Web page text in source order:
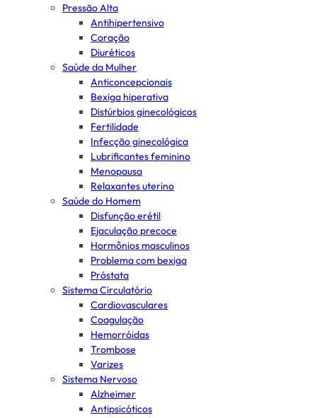
Pressão Alta
Antihipertensivo
Coração
Diuréticos
Saúde da Mulher
Anticoncepcionais
Bexiga hiperativa
Distúrbios ginecológicos
Fertilidade
Infecção ginecológica
Lubrificantes feminino
Menopausa
Relaxantes uterino
Saúde do Homem
Disfunção erétil
Ejaculação precoce
Hormônios masculinos
Problema com bexiga
Próstata
Sistema Circulatório
Cardiovasculares
Coagulação
Hemorróidas
Trombose
Varizes
Sistema Nervoso
Alzheimer
Antipsicóticos